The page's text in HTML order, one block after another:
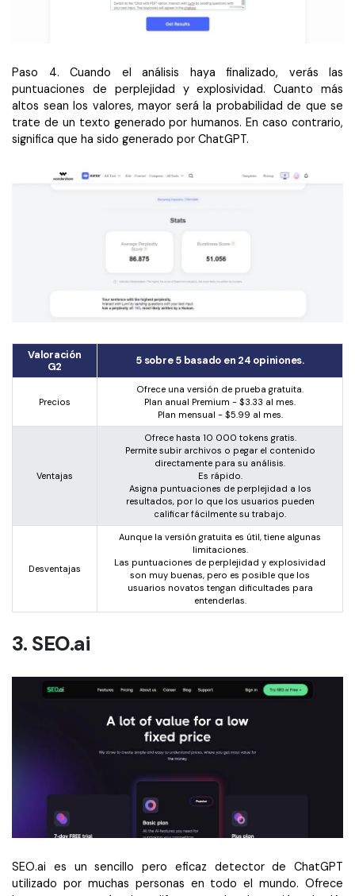
Paso 4. Cuando el análisis haya finalizado, verás las
puntuaciones de perplejidad y explosividad. Cuanto más
altos sean los valores, mayor será la probabilidad de que se
trate de un texto generado por humanos. En caso contrario,
significa que ha sido generado por ChatGPT.
Valoración
G2
5 sobre 5 basado en 24 opiniones.
Precios
Ofrece una versión de prueba gratuita.
Plan anual Premium - $3.33 al mes.
Plan mensual - $5.99 al mes.
Ventajas
Ofrece hasta 10 000 tokens gratis.
Permite subir archivos o pegar el contenido
directamente para su análisis.
Es rápido.
Asigna puntuaciones de perplejidad a los
resultados, por lo que los usuarios pueden
calificar fácilmente su trabajo.
Desventajas
Aunque la versión gratuita es útil, tiene algunas
limitaciones.
Las puntuaciones de perplejidad y explosividad
son muy buenas, pero es posible que los
usuarios novatos tengan dificultades para
entenderlas.
3. SEO.ai
SEO.ai es un sencillo pero eficaz detector de ChatGPT
utilizado por muchas personas en todo el mundo. Ofrece